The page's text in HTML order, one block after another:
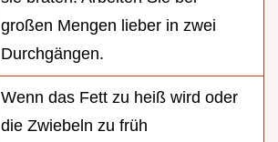
großen Mengen lieber in zwei
Durchgängen.
Wenn das Fett zu heiß wird oder
die Zwiebeln zu früh